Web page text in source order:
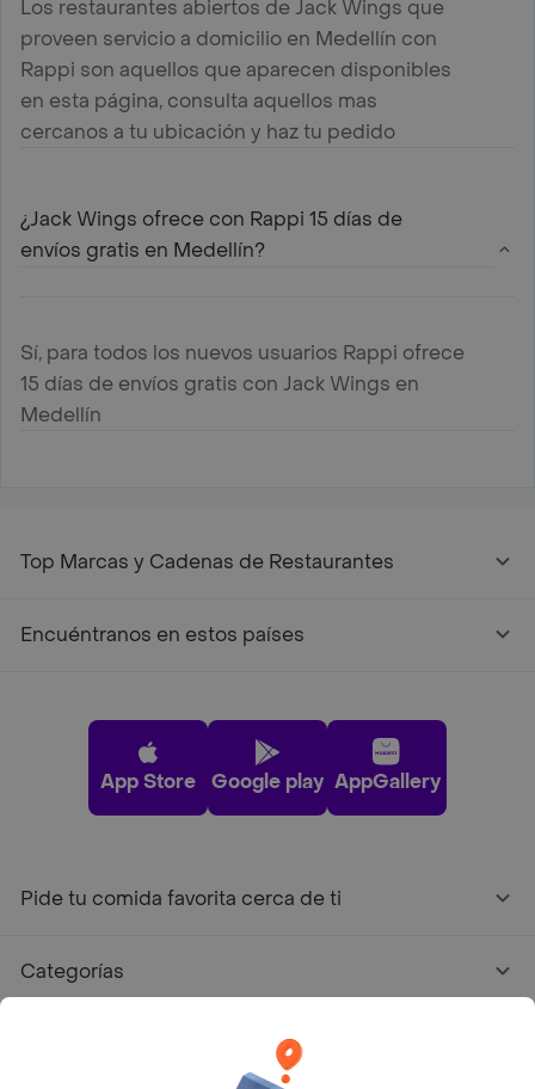
Los restaurantes abiertos de Jack Wings que
proveen servicio a domicilio en Medellín con
Rappi son aquellos que aparecen disponibles
en esta página, consulta aquellos mas
cercanos a tu ubicación y haz tu pedido
¿Jack Wings ofrece con Rappi 15 días de
envíos gratis en Medellín?
Sí, para todos los nuevos usuarios Rappi ofrece
15 días de envíos gratis con Jack Wings en
Medellín
Top Marcas y Cadenas de Restaurantes
Encuéntranos en estos países
App Store Google play AppGallery
Pide tu comida favorita cerca de ti
Categorías